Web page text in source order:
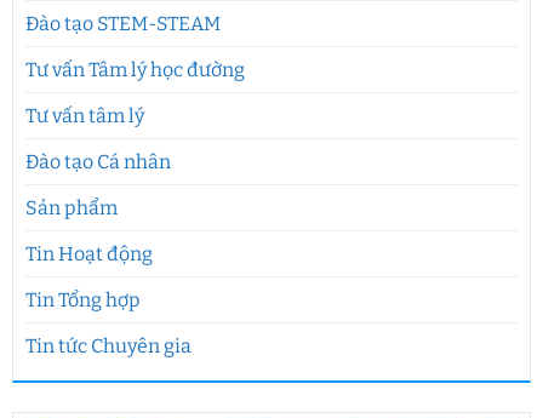
Đào tạo STEM-STEAM
Tư vấn Tâm lý học đường
Tư vấn tâm lý
Đào tạo Cá nhân
Sản phẩm
Tin Hoạt động
Tin Tổng hợp
Tin tức Chuyên gia